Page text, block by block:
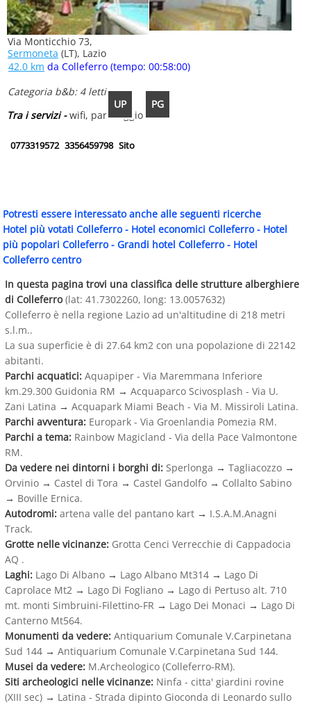
UP PG
Via Monticchio 73,
Sermoneta (LT), Lazio
42.0 km da Colleferro (tempo: 00:58:00)
Categoria b&b: 4 letti
Tra i servizi -wifi, parcheggio
0773319572 3356459798 Sito
Potresti essere interessato anche alle seguenti ricerche
Hotel più votati Colleferro- Hotel economici Colleferro- Hotel
più popolari Colleferro- Grandi hotel Colleferro- Hotel
Colleferro centro
In questa pagina trovi una classifica delle strutture alberghiere
di Colleferro(lat: 41.7302260, long: 13.0057632)
Colleferro è nella regione Lazio ad un'altitudine di 218 metri
s.l.m..
La sua superficie è di 27.64 km2 con una popolazione di 22142
abitanti.
Parchi acquatici: Aquapiper - Via Maremmana Inferiore
km.29.300 Guidonia RM → Acquaparco Scivosplash - Via U.
Zani Latina → Acquapark Miami Beach - Via M. Missiroli Latina.
Parchi avventura: Europark - Via Groenlandia Pomezia RM.
Parchi a tema: Rainbow Magicland - Via della Pace Valmontone
RM.
Da vedere nei dintorni i borghi di: Sperlonga → Tagliacozzo →
Orvinio → Castel di Tora → Castel Gandolfo → Collalto Sabino
→ Boville Ernica.
Autodromi: artena valle del pantano kart → I.S.A.M.Anagni
Track.
Grotte nelle vicinanze: Grotta Cenci Verrecchie di Cappadocia
AQ .
Laghi: Lago Di Albano → Lago Albano Mt314 → Lago Di
Caprolace Mt2 → Lago Di Fogliano → Lago di Pertuso alt. 710
mt. monti Simbruini-Filettino-FR → Lago Dei Monaci → Lago Di
Canterno Mt564.
Monumenti da vedere: Antiquarium Comunale V.Carpinetana
Sud 144 → Antiquarium Comunale V.Carpinetana Sud 144.
Musei da vedere: M.Archeologico (Colleferro-RM).
Siti archeologici nelle vicinanze: Ninfa - citta' giardini rovine
(XIII sec) → Latina - Strada dipinto Gioconda di Leonardo sullo